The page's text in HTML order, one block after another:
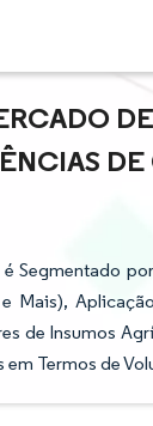
Segmentado
de Insumos
Termos de